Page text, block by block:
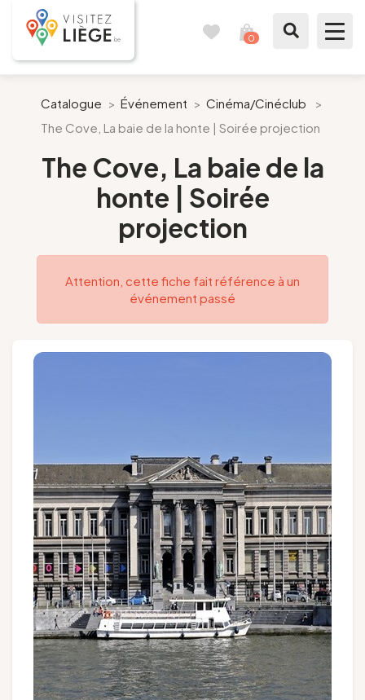
0
Comme un Liégeois
Préparer mon séjour
Suivez-nous
Presse
FR EN NL DE
Catalogue > Événement > Cinéma/Cinéclub
>
The Cove, La baie de la honte | Soirée projection
The Cove, La baie de la
honte | Soirée
projection
Attention, cette fiche fait référence à un
événement passé